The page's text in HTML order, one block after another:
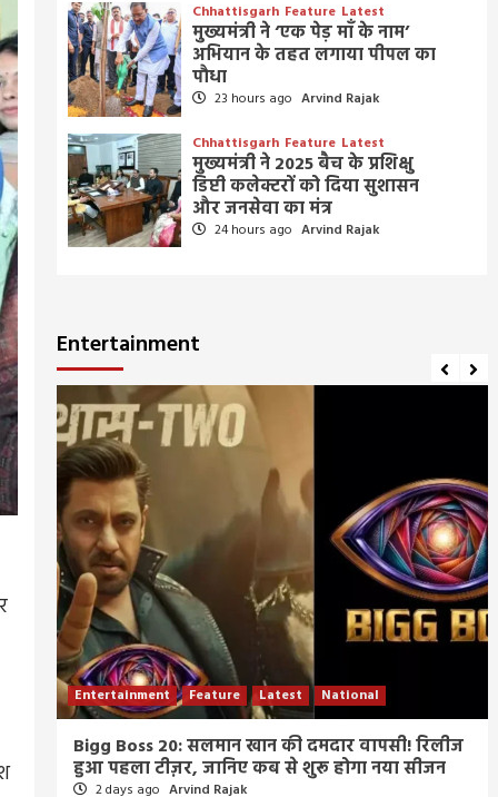
Chhattisgarh Feature Latest
मुख्यमंत्री ने ‘एक पेड़ माँ के नाम’
अभियान के तहत लगाया पीपल का
पौधा
23 hours ago Arvind Rajak
Chhattisgarh Feature Latest
मुख्यमंत्री ने 2025 बैच के प्रशिक्षु
डिप्टी कलेक्टरों को दिया सुशासन
और जनसेवा का मंत्र
24 hours ago Arvind Rajak
Entertainment
Entertainment Feature Latest National
Bigg Boss 20: सलमान खान की दमदार वापसी! रिलीज
हुआ पहला टीज़र, जानिए कब से शुरू होगा नया सीजन
2 days ago Arvind Rajak